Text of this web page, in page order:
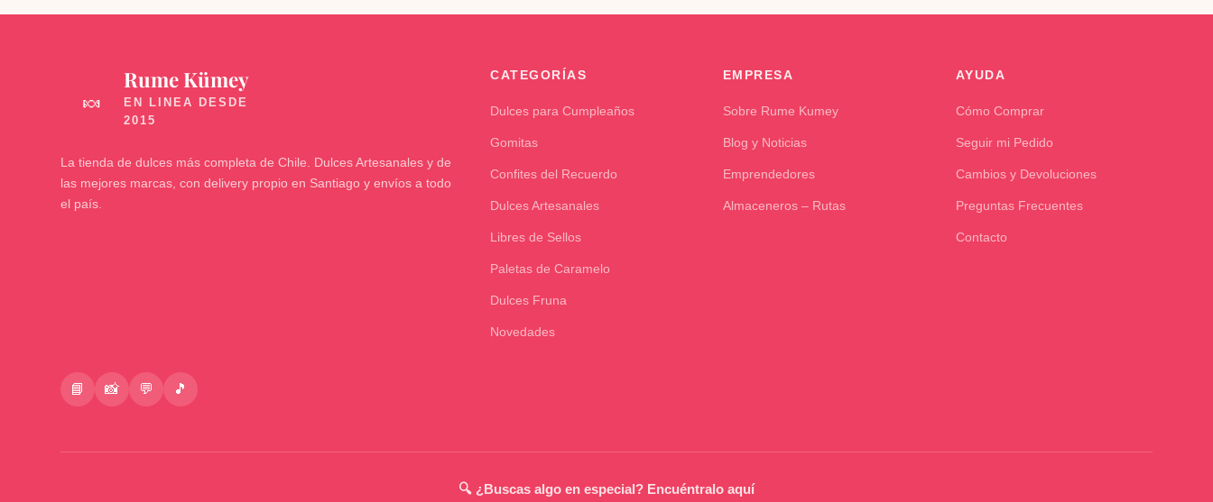
🍬
Rume Kümey
La tienda de dulces más completa de Chile. Dulces Artesanales y de
las mejores marcas, con delivery propio en Santiago y envíos a todo
el país.
📘 📸 💬 🎵
CATEGORÍAS
Dulces para Cumpleaños
Gomitas
Confites del Recuerdo
Dulces Artesanales
Libres de Sellos
Paletas de Caramelo
Dulces Fruna
Novedades
EMPRESA
Sobre Rume Kumey
Blog y Noticias
Emprendedores
Almaceneros – Rutas
AYUDA
Cómo Comprar
Seguir mi Pedido
Cambios y Devoluciones
Preguntas Frecuentes
Contacto
🔍 ¿Buscas algo en especial? Encuéntralo aquí